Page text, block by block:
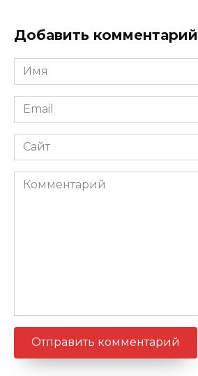
Добавить комментарий
Имя
*
Email
*
Сайт
Комментарий